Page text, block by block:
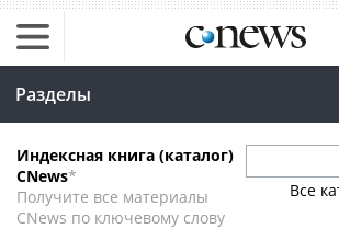
Разделы
Индексная книга (каталог)
CNews*
Получите все материалы
CNews по ключевому слову
Все